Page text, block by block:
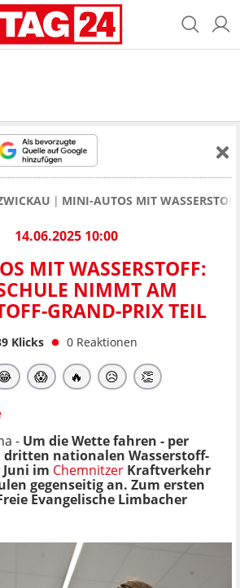
MINI-AUTOS MIT
14.06.2025 10:00
MIT WASSERSTOFF:
NIMMT AM
GRAND-PRIX TEIL
Klicks 0 Reaktionen
😱 🔥 😥 👏
- Um die Wette fahren - per
dritten nationalen Wasserstoff-
Juni im Chemnitzer Kraftverkehr
gegenseitig an. Zum ersten
Evangelische Limbacher